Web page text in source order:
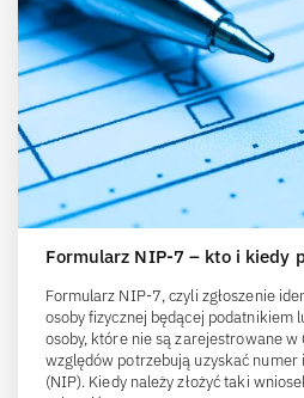
Formularz NIP-7 – kto i kiedy
Formularz NIP-7, czyli zgłoszenie
osoby fizycznej będącej podatnikiem
osoby, które nie są zarejestrowane w
względów potrzebują uzyskać
(NIP). Kiedy należy złożyć taki